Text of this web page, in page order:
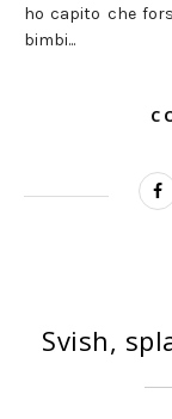
ho capito che
bimbi...
Svish,